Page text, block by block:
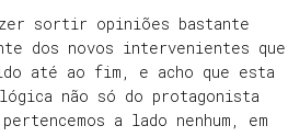
sortir opiniões bastante
dos novos intervenientes que
até ao fim, e acho que esta
não só do protagonista
a lado nenhum, em